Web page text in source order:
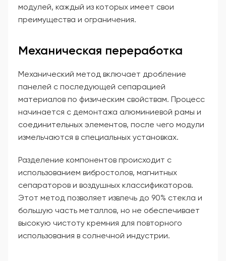
модулей, каждый из которых имеет свои
преимущества и ограничения.
Механическая переработка
Механический метод включает дробление
панелей с последующей сепарацией
материалов по физическим свойствам. Процесс
начинается с демонтажа алюминиевой рамы и
соединительных элементов, после чего модули
измельчаются в специальных установках.
Разделение компонентов происходит с
использованием вибростолов, магнитных
сепараторов и воздушных классификаторов.
Этот метод позволяет извлечь до 90% стекла и
большую часть металлов, но не обеспечивает
высокую чистоту кремния для повторного
использования в солнечной индустрии.